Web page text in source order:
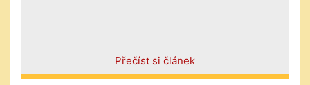
Přečíst si článek